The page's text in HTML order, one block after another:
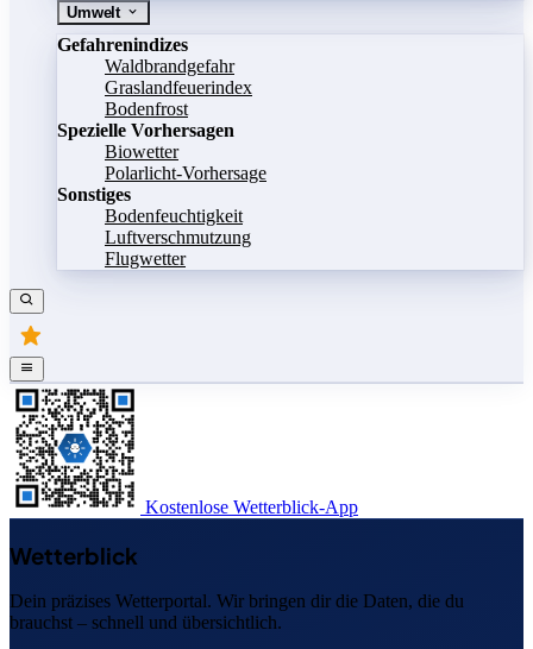
Umwelt
Gefahrenindizes
Waldbrandgefahr
Graslandfeuerindex
Bodenfrost
Spezielle Vorhersagen
Biowetter
Polarlicht-Vorhersage
Sonstiges
Bodenfeuchtigkeit
Luftverschmutzung
Flugwetter
Kostenlose Wetterblick-App
Wetterblick
Dein präzises Wetterportal. Wir bringen dir die Daten, die du
brauchst – schnell und übersichtlich.